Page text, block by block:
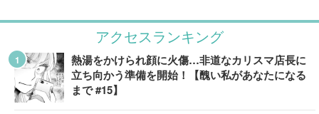
アクセスランキング
熱湯をかけられ顔に火傷…非道なカリスマ店長に
立ち向かう準備を開始！【醜い私があなたになる
まで #15】